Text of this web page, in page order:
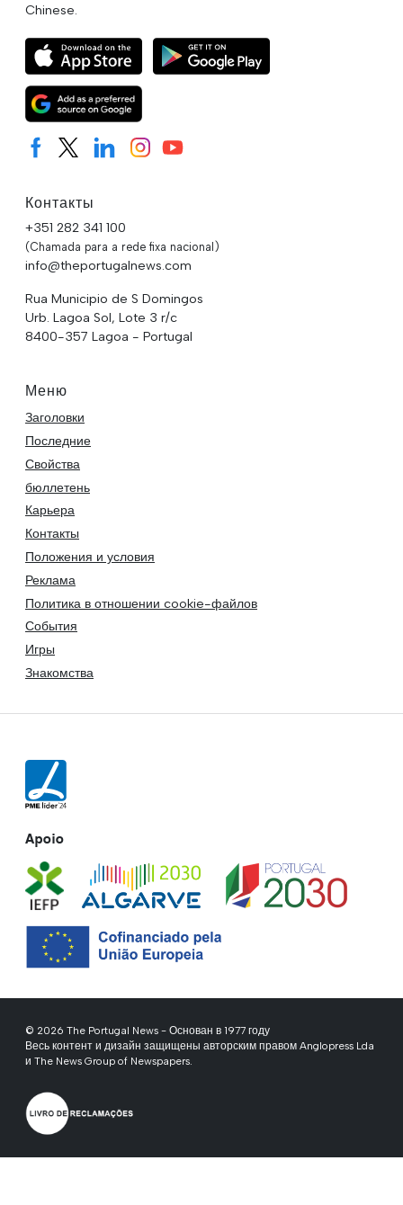
Chinese.
Контакты
+351 282 341 100
(Chamada para a rede fixa nacional)
info@theportugalnews.com
Rua Municipio de S Domingos
Urb. Lagoa Sol, Lote 3 r/c
8400-357 Lagoa - Portugal
Меню
Заголовки
Последние
Свойства
бюллетень
Карьера
Контакты
Положения и условия
Реклама
Политика в отношении cookie-файлов
События
Игры
Знакомства
Apoio
© 2026 The Portugal News - Основан в 1977 году
Весь контент и дизайн защищены авторским правом Anglopress Lda
и The News Group of Newspapers.